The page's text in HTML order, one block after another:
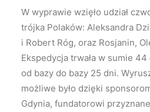
W wyprawie wzięło udział
trójka Polaków: Aleksandra
i Robert Róg, oraz Rosjanin,
Ekspedycja trwała w sumie
od bazy do bazy 25 dni.
możliwe było dzięki
Gdynia, fundatorowi